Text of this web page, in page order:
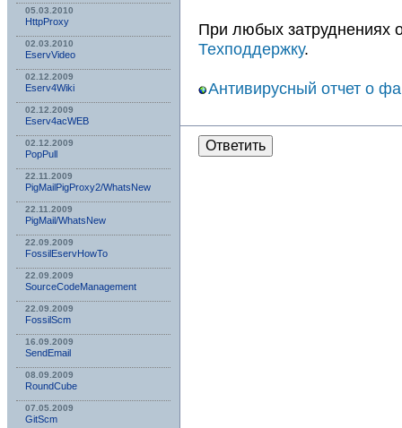
05.03.2010
HttpProxy
02.03.2010
EservVideo
02.12.2009
Eserv4Wiki
02.12.2009
Eserv4acWEB
02.12.2009
PopPull
22.11.2009
PigMailPigProxy2/WhatsNew
22.11.2009
PigMail/WhatsNew
22.09.2009
FossilEservHowTo
22.09.2009
SourceCodeManagement
22.09.2009
FossilScm
16.09.2009
SendEmail
08.09.2009
RoundCube
07.05.2009
GitScm
При любых затруднениях
Техподдержку.
Антивирусный отчет о
Ответить